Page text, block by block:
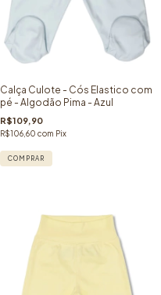
Calça Culote - Cós Elastico com
pé - Algodão Pima - Azul
R$109,90
R$106,60 com Pix
COMPRAR